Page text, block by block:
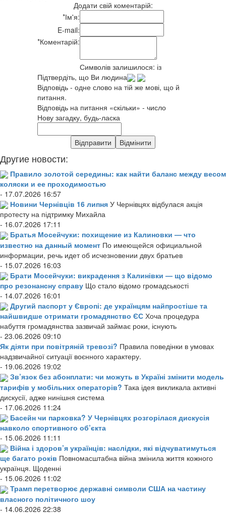
Додати свій коментарій:
*Ім'я:
E-mail:
*Коментарій:
Символів залишилося: із
Підтвердіть, що Ви людина
Відповідь - одне слово на тій же мові, що й
питання.
Відповідь на питання «скільки» - число
Нову загадку, будь-ласка
Другие новости:
Правило золотой середины: как найти баланс между весом
коляски и ее проходимостью
- 17.07.2026 16:57
Новини Чернівців 16 липня У Чернівцях відбулася акція
протесту на підтримку Михайла
- 16.07.2026 17:11
Братья Мосейчуки: похищение из Калиновки — что
известно на данный момент По имеющейся официальной
информации, речь идет об исчезновении двух братьев
- 15.07.2026 16:03
Брати Мосейчуки: викрадення з Калинівки — що відомо
про резонансну справу Що стало відомо громадськості
- 14.07.2026 16:01
Другий паспорт у Європі: де українцям найпростіше та
найшвидше отримати громадянство ЄС Хоча процедура
набуття громадянства зазвичай займає роки, існують
- 23.06.2026 09:10
Як діяти при повітряній тревозі? Правила поведінки в умовах
надзвичайної ситуації воєнного характеру.
- 19.06.2026 19:02
Зв’язок без абонплати: чи можуть в Україні змінити модель
тарифів у мобільних операторів? Така ідея викликала активні
дискусії, адже нинішня система
- 17.06.2026 11:24
Басейн чи парковка? У Чернівцях розгорілася дискусія
навколо спортивного об’єкта
- 15.06.2026 11:11
Війна і здоров’я українців: наслідки, які відчуватимуться
ще багато років Повномасштабна війна змінила життя кожного
українця. Щоденні
- 15.06.2026 11:02
Трамп перетворює державні символи США на частину
власного політичного шоу
- 14.06.2026 22:38